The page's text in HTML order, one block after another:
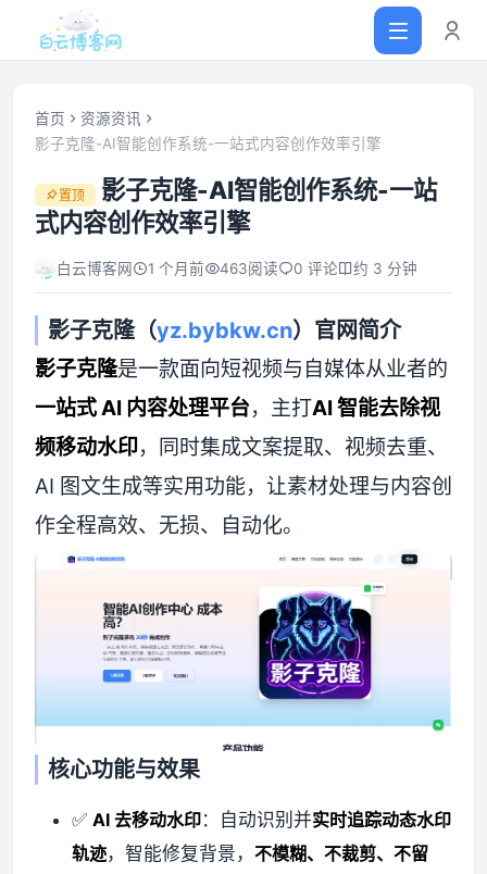
网站源码
软件仓库
主题插件
技术分享
值得一看
资源资讯
首页
资源资讯
影子克隆-AI智能创作系统-一站式内容创作效率引擎
置顶
影子克隆-AI智能创作系统-一站
式内容创作效率引擎
白云博客网 1 个月前 463阅读 0 评论 约 3 分钟
影子克隆（yz.bybkw.cn）官网简介
影子克隆是一款面向短视频与自媒体从业者的
一站式 AI 内容处理平台，主打AI 智能去除视
频移动水印，同时集成文案提取、视频去重、
AI 图文生成等实用功能，让素材处理与内容创
作全程高效、无损、自动化。
核心功能与效果
✅ AI 去移动水印：自动识别并实时追踪动态水印
轨迹，智能修复背景， 不模糊、不裁剪、不留